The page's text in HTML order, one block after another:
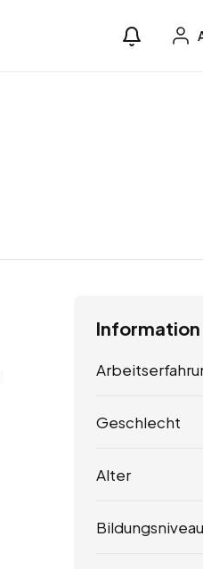
Information
Geschlecht
Alter
Bildungsniveau